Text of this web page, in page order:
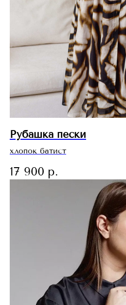
Рубашка пески
хлопок батист
17 900 р.